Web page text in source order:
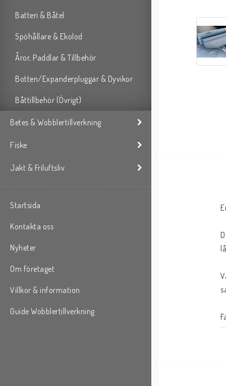
Batteri & Båtel
Spöhållare & Ekolod
Åror, Paddlar & Tillbehör
Botten/Expanderpluggar & Dyvikor
Båttillbehör (Övrigt)
Betes & Wobblertillverkning
Fiske
Jakt & Friluftsliv
Startsida
Kontakta oss
Nyheter
Om företaget
Villkor & information
Guide Wobblertillverkning